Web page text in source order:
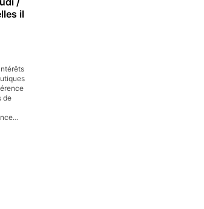
il
de